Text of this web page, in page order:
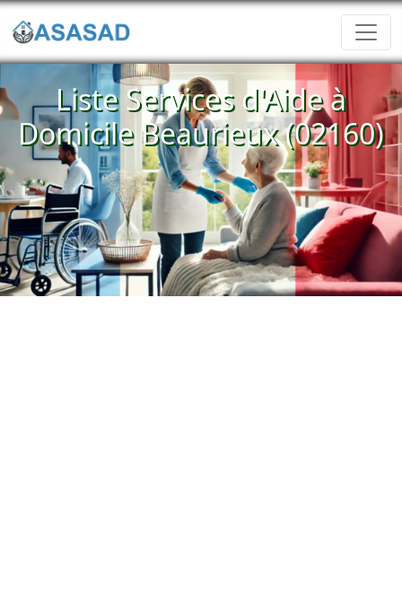
Liste Services d'Aide à
Domicile Beaurieux (02160)